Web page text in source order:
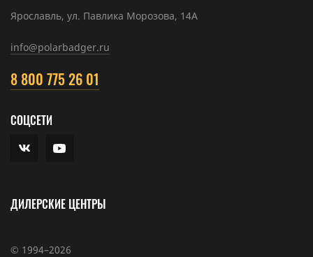
Ярославль, ул. Павлика Морозова, 14А
info@polarbadger.ru
8 800 775 26 01
СОЦСЕТИ
ДИЛЕРСКИЕ ЦЕНТРЫ
© 1994–2026